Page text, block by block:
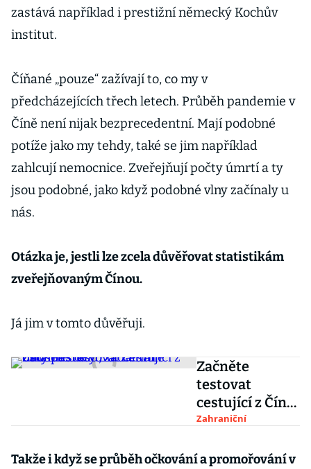
zastává například i prestižní německý Kochův
institut.
Číňané „pouze“ zažívají to, co my v
předcházejících třech letech. Průběh pandemie v
Číně není nijak bezprecedentní. Mají podobné
potíže jako my tehdy, také se jim například
zahlcují nemocnice. Zveřejňují počty úmrtí a ty
jsou podobné, jako když podobné vlny začínaly u
nás.
Otázka je, jestli lze zcela důvěřovat statistikám
zveřejňovaným Čínou.
Já jim v tomto důvěřuji.
Začněte
testovat
cestující z Číny
na covid, žádá
státy EU. Zatím
Zahraniční
Takže i když se průběh očkování a promořování v